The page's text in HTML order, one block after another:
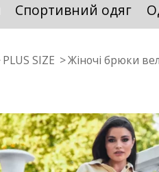
Спортивний одяг
PLUS SIZE Жіночі брюки